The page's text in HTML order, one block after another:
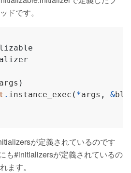
ドです。
args )
. instance_exec ( *args , &
が定義されているのです
も#initializersが定義されているの
ます。